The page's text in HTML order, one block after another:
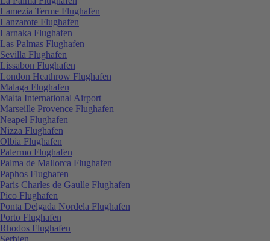
Lamezia Terme Flughafen
Lanzarote Flughafen
Larnaka Flughafen
Las Palmas Flughafen
Sevilla Flughafen
Lissabon Flughafen
London Heathrow Flughafen
Malaga Flughafen
Malta International Airport
Marseille Provence Flughafen
Neapel Flughafen
Nizza Flughafen
Olbia Flughafen
Palermo Flughafen
Palma de Mallorca Flughafen
Paphos Flughafen
Paris Charles de Gaulle Flughafen
Pico Flughafen
Ponta Delgada Nordela Flughafen
Porto Flughafen
Rhodos Flughafen
Serbien